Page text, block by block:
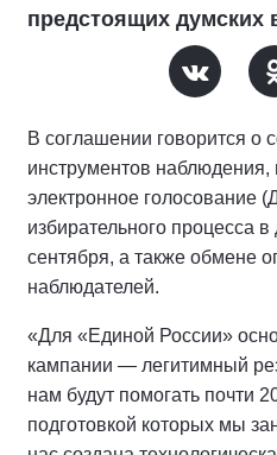
предстоящих думских
В соглашении говорится о
инструментов
электронное голосование
избирательного процесса
сентября, а также обмене
наблюдателей.
«Для «Единой России»
кампании — легитимный
нам будут помогать почти
подготовкой которых мы